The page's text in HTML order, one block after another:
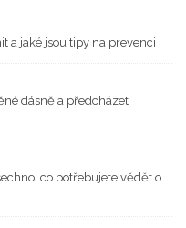
a jaké jsou tipy na prevenci
dásně a předcházet
co potřebujete vědět o